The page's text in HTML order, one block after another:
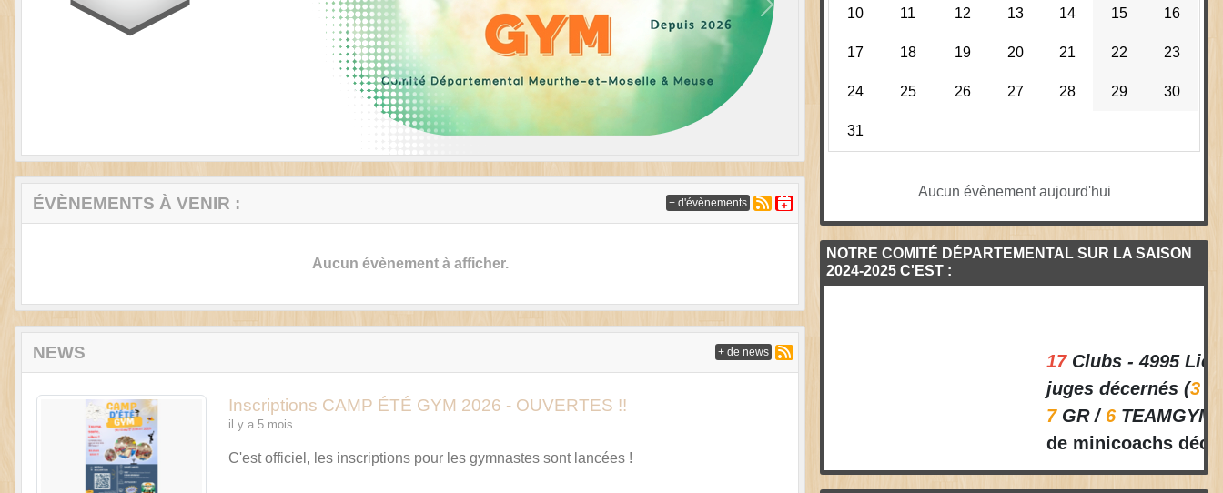
Previous Next
ÉVÈNEMENTS À VENIR :
Aucun évènement à afficher.
+ d'évènements
NEWS
Inscriptions CAMP ÉTÉ GYM 2026 - OUVERTES !!
il y a 5 mois
C'est officiel, les inscriptions pour les gymnastes sont lancées !
+ de news
10 11 12 13 14 15 16
17 18 19 20 21 22 23
24 25 26 27 28 29 30
31
Aucun évènement aujourd'hui
NOTRE COMITÉ DÉPARTEMENTAL SUR LA SAISON
2024-2025 C'EST :
Clubs - 4995
juges décernés (3
GR /6TEAMGYM /
de minicoachs